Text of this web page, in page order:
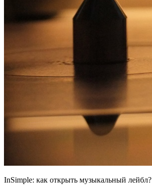
InSimple: как открыть музыкальный лейбл?